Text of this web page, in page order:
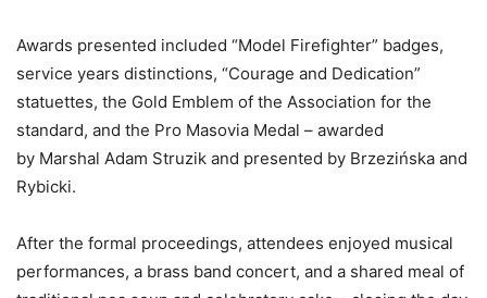
Awards presented included “Model Firefighter” badges,
service years distinctions, “Courage and Dedication”
statuettes, the Gold Emblem of the Association for the
standard, and the Pro Masovia Medal – awarded
by Marshal Adam Struzik and presented by Brzezińska and
Rybicki.
After the formal proceedings, attendees enjoyed musical
performances, a brass band concert, and a shared meal of